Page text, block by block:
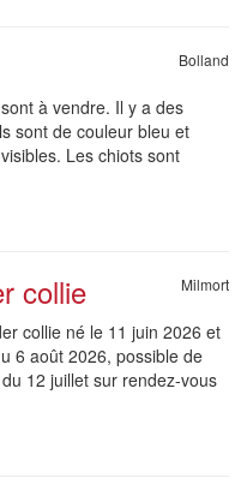
Bolland
à vendre. Il y a des
sont de couleur bleu et
Les chiots sont
collie Milmort
collie né le 11 juin 2026 et
6 août 2026, possible de
12 juillet sur rendez-vous